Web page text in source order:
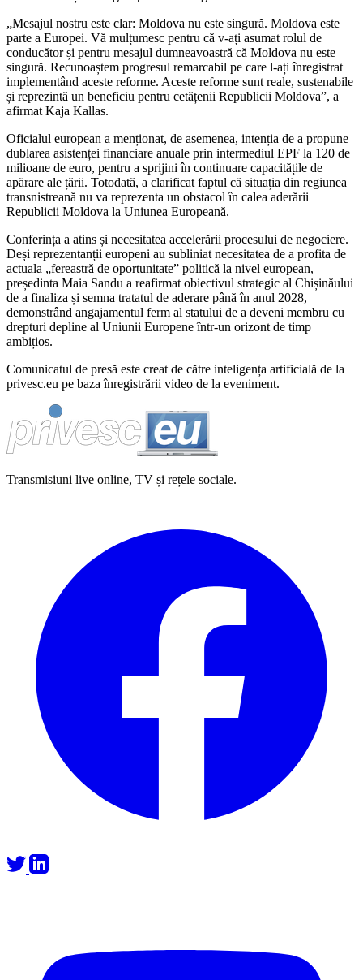
„Mesajul nostru este clar: Moldova nu este singură. Moldova este
parte a Europei. Vă mulțumesc pentru că v-ați asumat rolul de
conducător și pentru mesajul dumneavoastră că Moldova nu este
singură. Recunoaștem progresul remarcabil pe care l-ați înregistrat
implementând aceste reforme. Aceste reforme sunt reale, sustenabile
și reprezintă un beneficiu pentru cetățenii Republicii Moldova”, a
afirmat Kaja Kallas.
Oficialul european a menționat, de asemenea, intenția de a propune
dublarea asistenței financiare anuale prin intermediul EPF la 120 de
milioane de euro, pentru a sprijini în continuare capacitățile de
apărare ale țării. Totodată, a clarificat faptul că situația din regiunea
transnistreană nu va reprezenta un obstacol în calea aderării
Republicii Moldova la Uniunea Europeană.
Conferința a atins și necesitatea accelerării procesului de negociere.
Deși reprezentanții europeni au subliniat necesitatea de a profita de
actuala „fereastră de oportunitate” politică la nivel european,
președinta Maia Sandu a reafirmat obiectivul strategic al Chișinăului
de a finaliza și semna tratatul de aderare până în anul 2028,
demonstrând angajamentul ferm al statului de a deveni membru cu
drepturi depline al Uniunii Europene într-un orizont de timp
ambițios.
Comunicatul de presă este creat de către inteligența artificială de la
privesc.eu pe baza înregistrării video de la eveniment.
Transmisiuni live online, TV și rețele sociale.